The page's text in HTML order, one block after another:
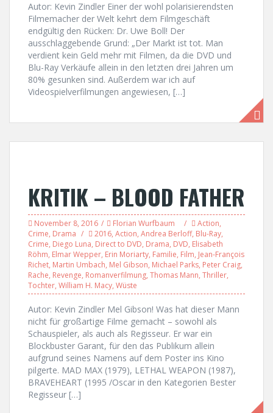
Autor: Kevin Zindler Einer der wohl polarisierendsten
Filmemacher der Welt kehrt dem Filmgeschäft
endgültig den Rücken: Dr. Uwe Boll! Der
ausschlaggebende Grund: „Der Markt ist tot. Man
verdient kein Geld mehr mit Filmen, da die DVD und
Blu-Ray Verkäufe allein in den letzten drei Jahren um
80% gesunken sind. Außerdem war ich auf
Videospielverfilmungen angewiesen, […]
KRITIK – BLOOD FATHER
November 8, 2016 Florian Wurfbaum Action,
Crime, Drama 2016, Action, Andrea Berloff, Blu-Ray,
Crime, Diego Luna, Direct to DVD, Drama, DVD, Elisabeth
Röhm, Elmar Wepper, Erin Moriarty, Familie, Film, Jean-François
Richet, Martin Umbach, Mel Gibson, Michael Parks, Peter Craig,
Rache, Revenge, Romanverfilmung, Thomas Mann, Thriller,
Tochter, William H. Macy, Wüste
Autor: Kevin Zindler Mel Gibson! Was hat dieser Mann
nicht für großartige Filme gemacht – sowohl als
Schauspieler, als auch als Regisseur. Er war ein
Blockbuster Garant, für den das Publikum allein
aufgrund seines Namens auf dem Poster ins Kino
pilgerte. MAD MAX (1979), LETHAL WEAPON (1987),
BRAVEHEART (1995 /Oscar in den Kategorien Bester
Regisseur […]